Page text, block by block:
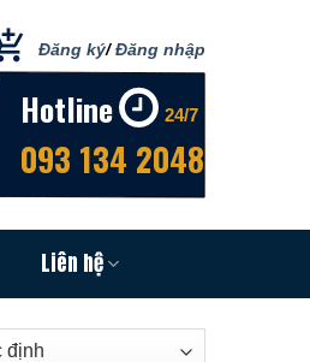
Đăng ký/Đăng nhập
Hotline 24/7
093 134 2048
Liên hệ